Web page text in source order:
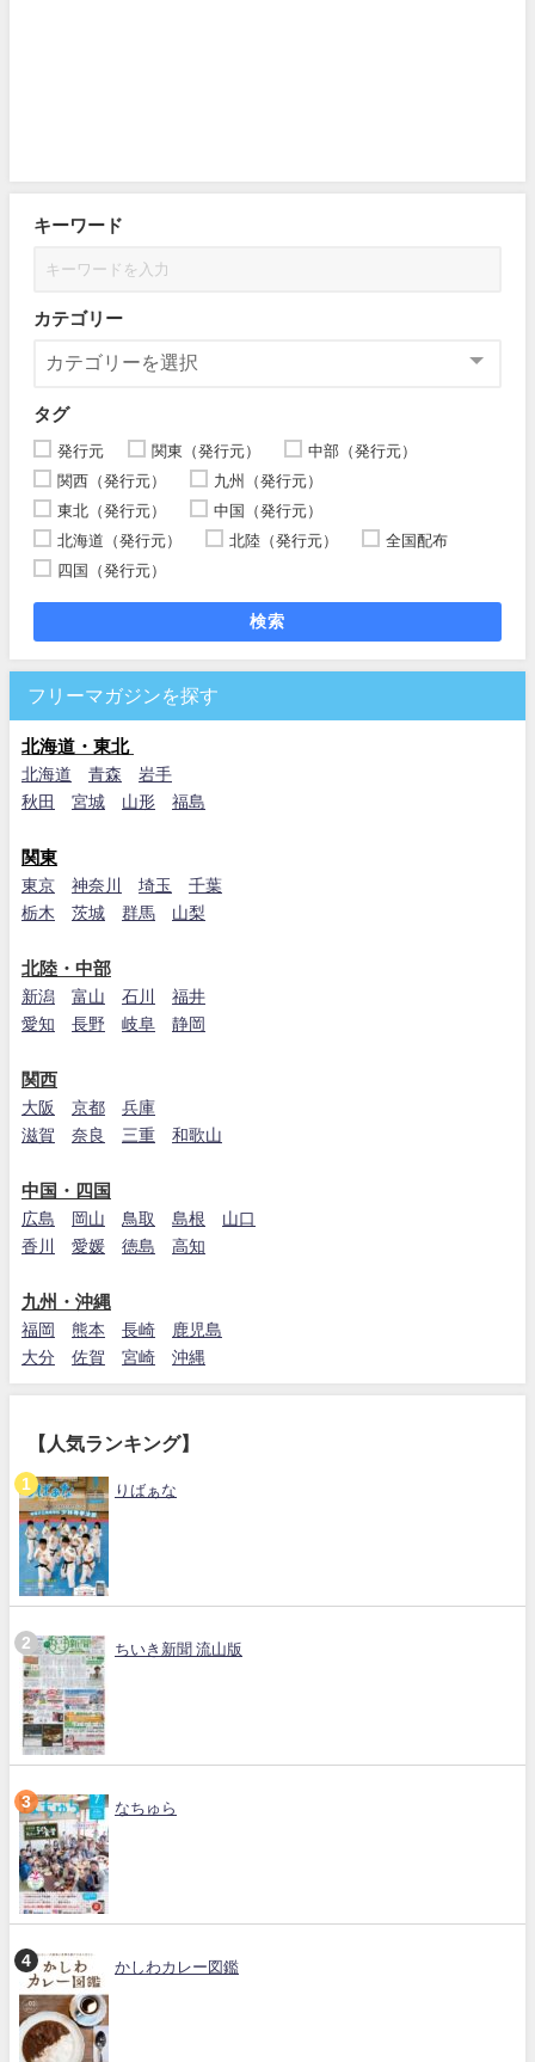
キーワード
カテゴリー
タグ
発行元 関東（発行元）
中部（発行元）
関西（発行元）
九州（発行元）
東北（発行元）
中国（発行元）
北海道（発行元）
北陸（発行元）
全国配布
四国（発行元）
検索
フリーマガジンを探す
北海道・東北
北海道 青森
岩手
秋田
宮城 山形 福島
関東
東京 神奈川 埼玉
千葉
栃木
茨城 群馬 山梨
北陸・中部
新潟 富山 石川
福井
愛知
長野 岐阜 静岡
関西
大阪 京都
兵庫
滋賀
奈良 三重 和歌山
中国・四国
広島 岡山 鳥取 島根
山口
香川
愛媛 徳島 高知
九州・沖縄
福岡 熊本 長崎
鹿児島
大分
佐賀 宮崎 沖縄
【人気ランキング】
りばぁな
ちいき新聞 流山版
なちゅら
かしわカレー図鑑